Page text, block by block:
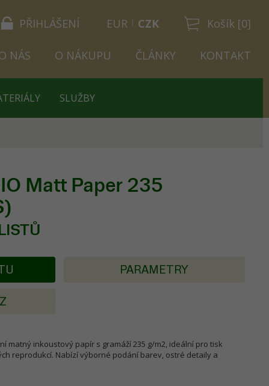
PŘIHLÁŠENÍ Košík [0]
EUR CZK
NÁS O NÁKUPU ČLÁNKY KONTAKT
SLUŽBY
Matt Paper 235
PARAMETRY
matný inkoustový papír s gramáží 235 g/m2, ideální pro tisk
reprodukcí. Nabízí výborné podání barev, ostré detaily a